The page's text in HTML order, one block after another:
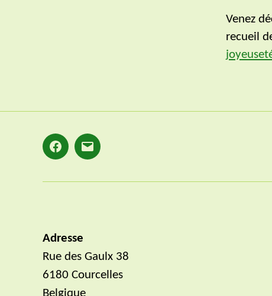
Venez
recueil
Facebook
E-
Adresse
Rue des Gaulx 38
6180 Courcelles
Belgique